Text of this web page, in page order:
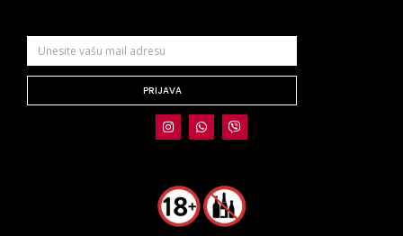
PRIJAVA